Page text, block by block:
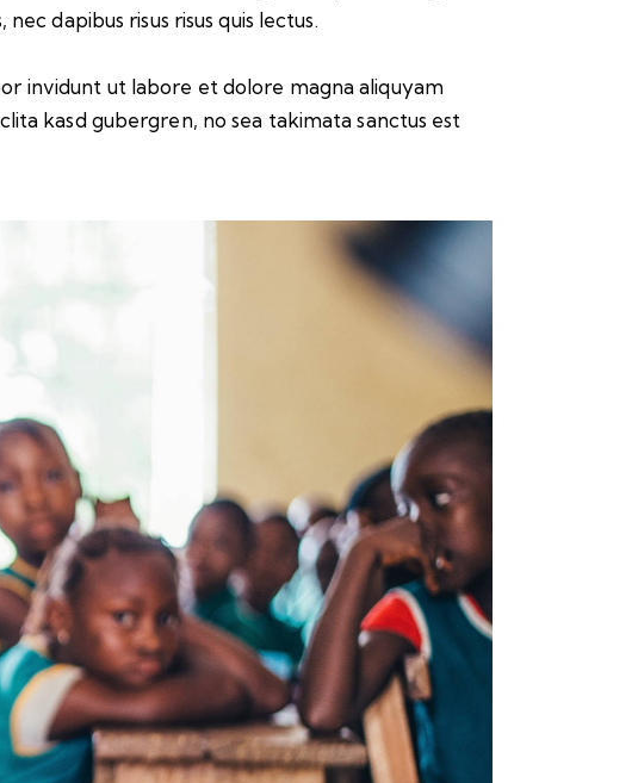
dapibus risus risus quis lectus.
invidunt ut labore et dolore magna aliquyam
kasd gubergren, no sea takimata sanctus est